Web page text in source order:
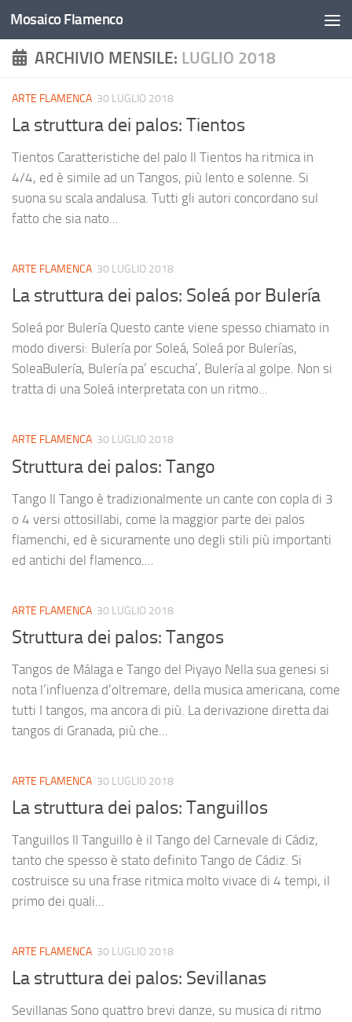
Salta al contenuto
Mosaico Flamenco
ARCHIVIO MENSILE: LUGLIO 2018
ARTE FLAMENCA 30 LUGLIO 2018
La struttura dei palos: Tientos
Tientos Caratteristiche del palo Il Tientos ha ritmica in
4/4, ed è simile ad un Tangos, più lento e solenne. Si
suona su scala andalusa. Tutti gli autori concordano sul
fatto che sia nato...
ARTE FLAMENCA 30 LUGLIO 2018
La struttura dei palos: Soleá por Bulería
Soleá por Bulería Questo cante viene spesso chiamato in
modo diversi: Bulería por Soleá, Soleá por Bulerías,
SoleaBulería, Bulería pa’ escucha’, Bulería al golpe. Non si
tratta di una Soleá interpretata con un ritmo...
ARTE FLAMENCA 30 LUGLIO 2018
Struttura dei palos: Tango
Tango Il Tango è tradizionalmente un cante con copla di 3
o 4 versi ottosillabi, come la maggior parte dei palos
flamenchi, ed è sicuramente uno degli stili più importanti
ed antichi del flamenco....
ARTE FLAMENCA 30 LUGLIO 2018
Struttura dei palos: Tangos
Tangos de Málaga e Tango del Piyayo Nella sua genesi si
nota l’influenza d’oltremare, della musica americana, come
tutti I tangos, ma ancora di più. La derivazione diretta dai
tangos di Granada, più che...
ARTE FLAMENCA 30 LUGLIO 2018
La struttura dei palos: Tanguillos
Tanguillos Il Tanguillo è il Tango del Carnevale di Cádiz,
tanto che spesso è stato definito Tango de Cádiz. Si
costruisce su una frase ritmica molto vivace di 4 tempi, il
primo dei quali...
ARTE FLAMENCA 30 LUGLIO 2018
La struttura dei palos: Sevillanas
Sevillanas Sono quattro brevi danze, su musica di ritmo